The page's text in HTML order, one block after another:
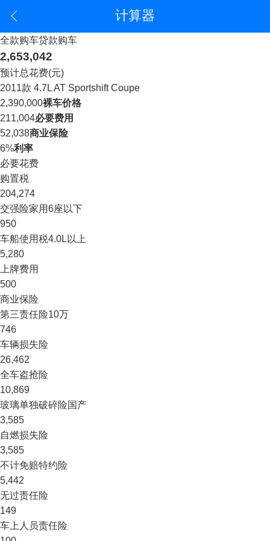
计算器
全款购车贷款购车
2,653,042
预计总花费(元)
2011款 4.7L AT Sportshift Coupe
2,390,000裸车价格
211,004必要费用
52,038商业保险
6%利率
必要花费
购置税
204,274
交强险家用6座以下
950
车船使用税4.0L以上
5,280
上牌费用
500
商业保险
第三责任险10万
746
车辆损失险
26,462
全车盗抢险
10,869
玻璃单独破碎险国产
3,585
自燃损失险
3,585
不计免赔特约险
5,442
无过责任险
149
车上人员责任险